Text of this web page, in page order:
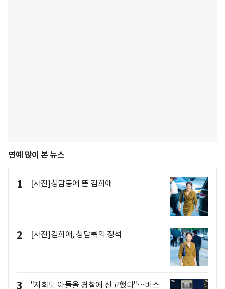
연예 많이 본 뉴스
1 [사진]청담동에 뜬 김희애
2 [사진]김희애, 청담룩의 정석
3
"저희도 아들을 경찰에 신고했다"…버스